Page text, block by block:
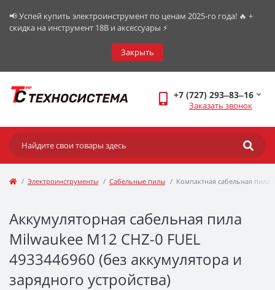
📢 Успей купить электроинструмент по ценам 2025-го года! 🔥 +
скидка на инструмент 18В и аксессуары ⚡️
Закрыть
+7 (727) 293‒83‒16
Заказать звонок
Электроинструменты Сабельные пилы Компактная сабельная пила
Аккумуляторная сабельная пила
Milwaukee M12 CHZ-0 FUEL
4933446960 (без аккумулятора и
зарядного устройства)